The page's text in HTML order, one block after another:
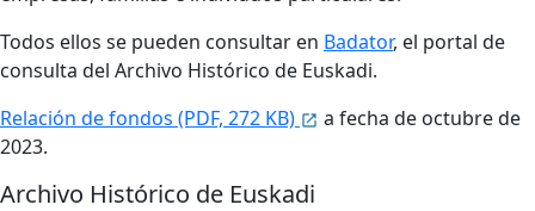
Todos ellos se pueden consultar en Badator, el portal de
consulta del Archivo Histórico de Euskadi.
Relación de fondos (PDF, 272 KB)
a fecha de octubre de
2023.
Archivo Histórico de Euskadi